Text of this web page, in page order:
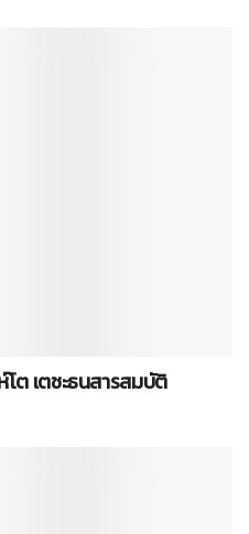
ต เตชะธนสารสมบัติ